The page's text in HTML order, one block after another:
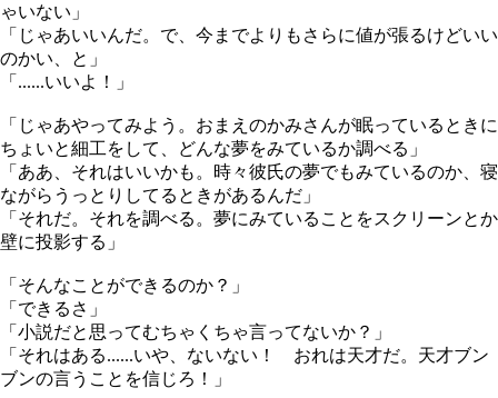
ゃいない」
「じゃあいいんだ。で、今までよりもさらに値が張るけどいい
のかい、と」
「......いいよ！」
「じゃあやってみよう。おまえのかみさんが眠っているときに
ちょいと細工をして、どんな夢をみているか調べる」
「ああ、それはいいかも。時々彼氏の夢でもみているのか、寝
ながらうっとりしてるときがあるんだ」
「それだ。それを調べる。夢にみていることをスクリーンとか
壁に投影する」
「そんなことができるのか？」
「できるさ」
「小説だと思ってむちゃくちゃ言ってないか？」
「それはある......いや、ないない！ おれは天才だ。天才ブン
ブンの言うことを信じろ！」